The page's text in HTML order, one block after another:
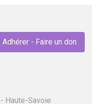
Adhérer - Faire un don
Haute-Savoie